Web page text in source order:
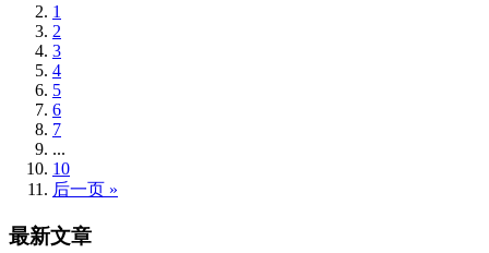
1
2
3
4
5
6
7
...
10
后一页 »
最新文章